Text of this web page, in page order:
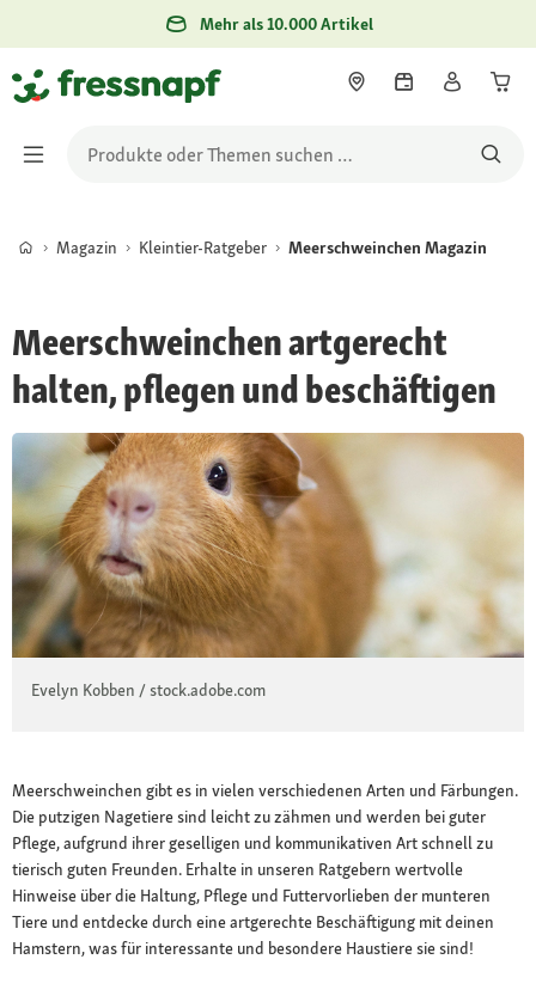
Mehr als 10.000 Artikel
Magazin Kleintier-Ratgeber Meerschweinchen Magazin
Meerschweinchen artgerecht
halten, pflegen und beschäftigen
Evelyn Kobben / stock.adobe.com
Meerschweinchen gibt es in vielen verschiedenen Arten und Färbungen.
Die putzigen Nagetiere sind leicht zu zähmen und werden bei guter
Pflege, aufgrund ihrer geselligen und kommunikativen Art schnell zu
tierisch guten Freunden. Erhalte in unseren Ratgebern wertvolle
Hinweise über die Haltung, Pflege und Futtervorlieben der munteren
Tiere und entdecke durch eine artgerechte Beschäftigung mit deinen
Hamstern, was für interessante und besondere Haustiere sie sind!